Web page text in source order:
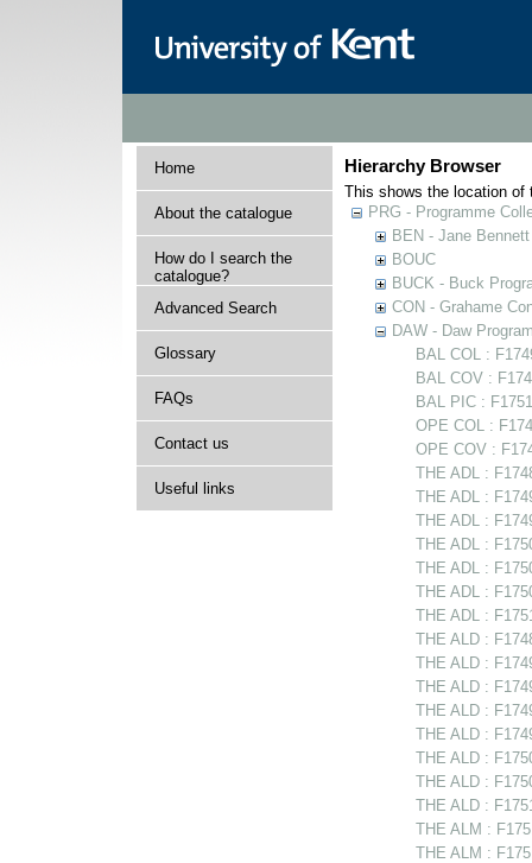
Home
About the catalogue
How do I search the
catalogue?
Advanced Search
Glossary
FAQs
Contact us
Useful links
Hierarchy Browser
This shows the location of
PRG - Programme
BEN - Jane
BOUC
BUCK - Buck
CON - Grahame
DAW - Daw
BAL COL :
BAL COV :
BAL PIC :
OPE COL :
OPE COV :
THE ADL :
THE ADL :
THE ADL :
THE ADL :
THE ADL :
THE ADL :
THE ADL :
THE ALD :
THE ALD :
THE ALD :
THE ALD :
THE ALD :
THE ALD :
THE ALD :
THE ALD :
THE ALM :
THE ALM :